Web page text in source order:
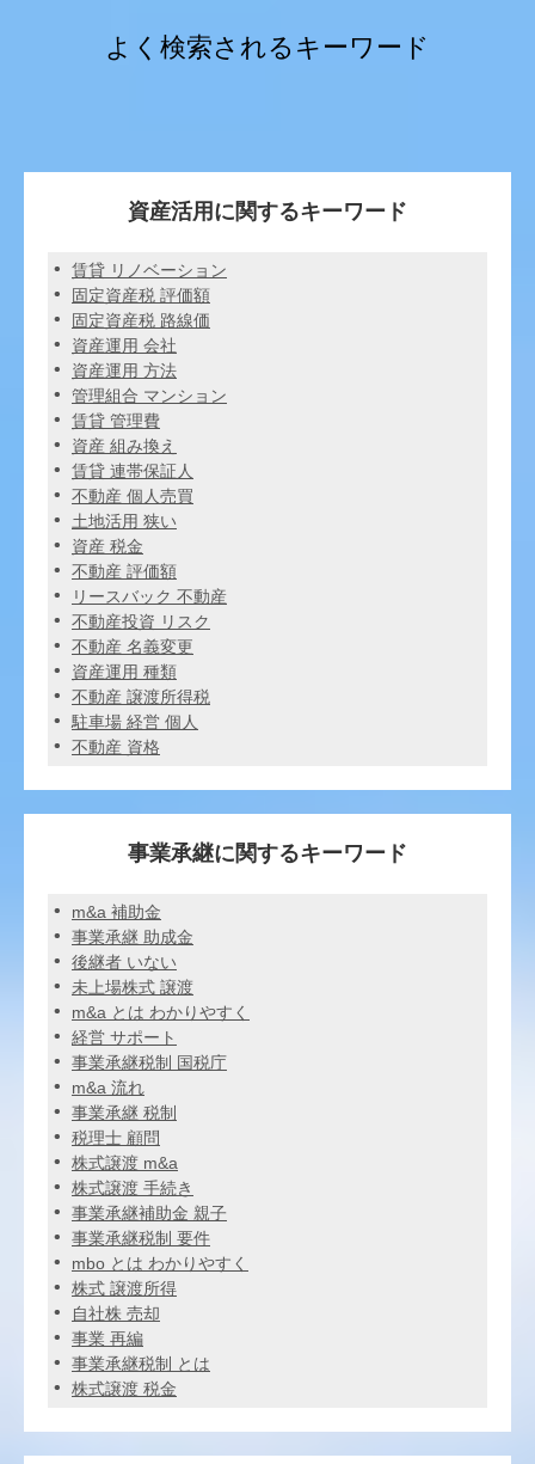
よく検索されるキーワード
資産活用に関するキーワード
賃貸 リノベーション
固定資産税 評価額
固定資産税 路線価
資産運用 会社
資産運用 方法
管理組合 マンション
賃貸 管理費
資産 組み換え
賃貸 連帯保証人
不動産 個人売買
土地活用 狭い
資産 税金
不動産 評価額
リースバック 不動産
不動産投資 リスク
不動産 名義変更
資産運用 種類
不動産 譲渡所得税
駐車場 経営 個人
不動産 資格
事業承継に関するキーワード
m&a 補助金
事業承継 助成金
後継者 いない
未上場株式 譲渡
m&a とは わかりやすく
経営 サポート
事業承継税制 国税庁
m&a 流れ
事業承継 税制
税理士 顧問
株式譲渡 m&a
株式譲渡 手続き
事業承継補助金 親子
事業承継税制 要件
mbo とは わかりやすく
株式 譲渡所得
自社株 売却
事業 再編
事業承継税制 とは
株式譲渡 税金